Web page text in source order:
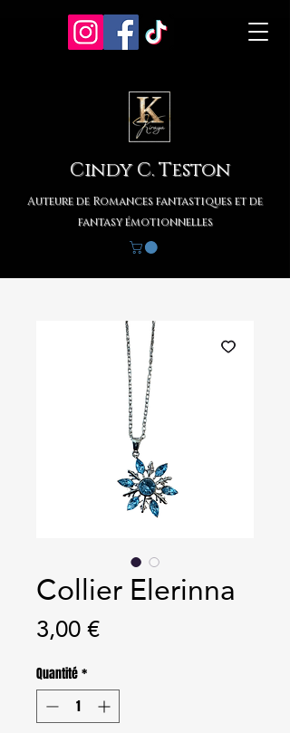
Cindy C. Teston
Auteure de Romances fantastiques et de
fantasy émotionnelles
Collier Elerinna
3,00 €Prix
Quantité*